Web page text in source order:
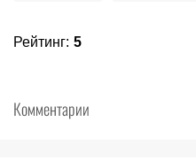
Рейтинг: 5
Комментарии